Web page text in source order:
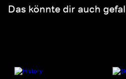
Das könnte dir auch